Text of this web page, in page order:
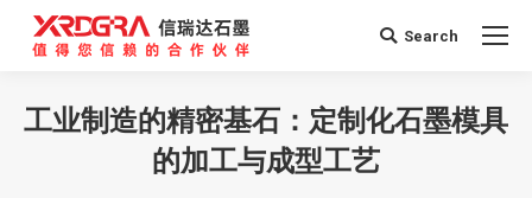
Search:
Search
工业制造的精密基石：定制化石墨模具
的加工与成型工艺